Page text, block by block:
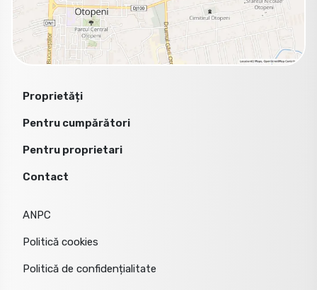
Proprietăți
Pentru cumpărători
Pentru proprietari
Contact
ANPC
Politică cookies
Politică de confidențialitate